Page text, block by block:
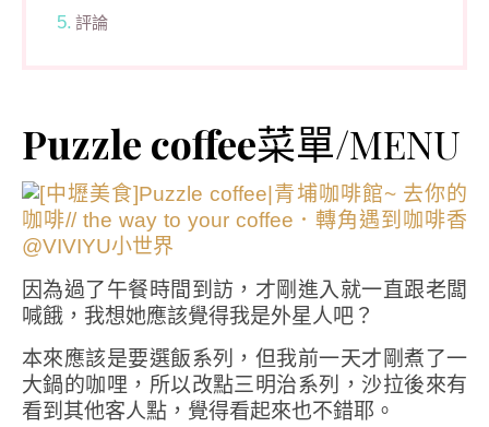
評論
Puzzle coffee菜單/MENU
因為過了午餐時間到訪，才剛進入就一直跟老闆
喊餓，我想她應該覺得我是外星人吧？
本來應該是要選飯系列，但我前一天才剛煮了一
大鍋的咖哩，所以改點三明治系列，沙拉後來有
看到其他客人點，覺得看起來也不錯耶。